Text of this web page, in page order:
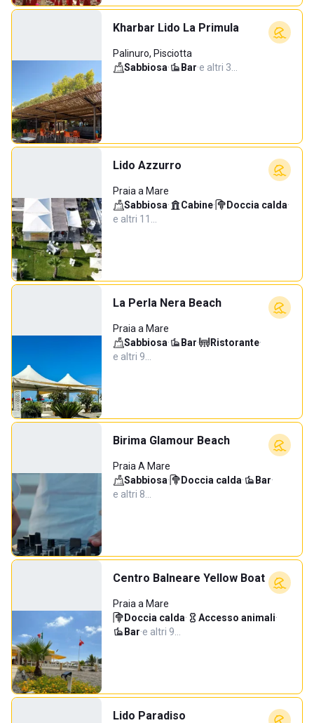
Kharbar Lido La Primula
Palinuro, Pisciotta
Sabbiosa· Bar·e altri 3…
Lido Azzurro
Praia a Mare
Sabbiosa· Cabine· Doccia calda·
e altri 11…
La Perla Nera Beach
Praia a Mare
Sabbiosa· Bar· Ristorante·
e altri 9…
Birima Glamour Beach
Praia A Mare
Sabbiosa· Doccia calda· Bar·
e altri 8…
Centro Balneare Yellow Boat
Praia a Mare
Doccia calda· Accesso animali·
Bar·e altri 9…
Lido Paradiso